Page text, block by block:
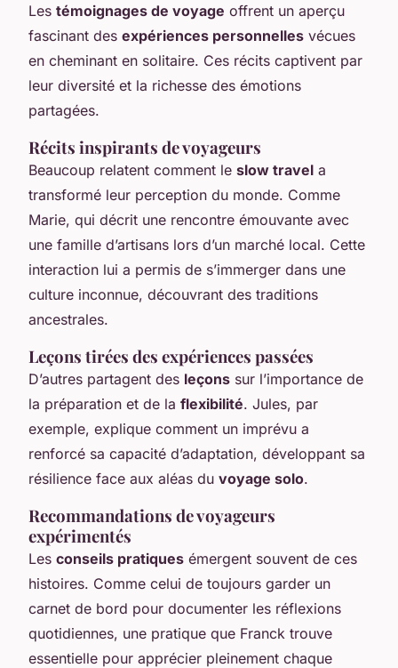
Les témoignages de voyage offrent un aperçu
fascinant des expériences personnelles vécues
en cheminant en solitaire. Ces récits captivent par
leur diversité et la richesse des émotions
partagées.
Récits inspirants de voyageurs
Beaucoup relatent comment le slow travel a
transformé leur perception du monde. Comme
Marie, qui décrit une rencontre émouvante avec
une famille d’artisans lors d’un marché local. Cette
interaction lui a permis de s’immerger dans une
culture inconnue, découvrant des traditions
ancestrales.
Leçons tirées des expériences passées
D’autres partagent des leçons sur l’importance de
la préparation et de la flexibilité. Jules, par
exemple, explique comment un imprévu a
renforcé sa capacité d’adaptation, développant sa
résilience face aux aléas du voyage solo.
Recommandations de voyageurs
expérimentés
Les conseils pratiques émergent souvent de ces
histoires. Comme celui de toujours garder un
carnet de bord pour documenter les réflexions
quotidiennes, une pratique que Franck trouve
essentielle pour apprécier pleinement chaque